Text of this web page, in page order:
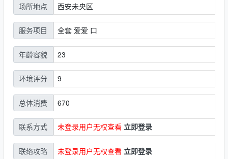
场所地点 西安未央区
服务项目 全套 爱爱 口
年龄容貌 23
环境评分 9
总体消费 670
联系方式 未登录用户无权查看 立即登录
联络攻略 未登录用户无权查看 立即登录